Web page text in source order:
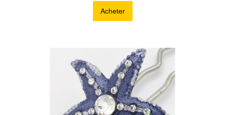
Acheter